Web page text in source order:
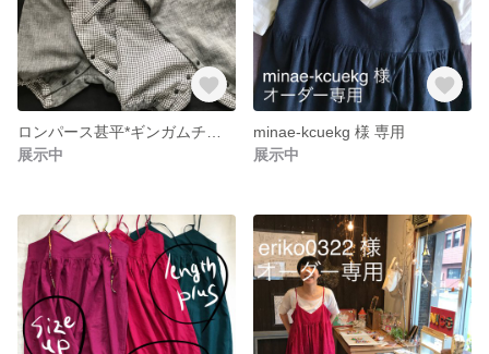
展示中
minae-kcuekg 様 専用
展示中